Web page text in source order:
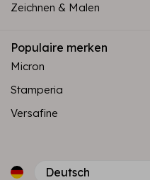
Zeichnen & Malen
Populaire merken
Micron
Stamperia
Versafine